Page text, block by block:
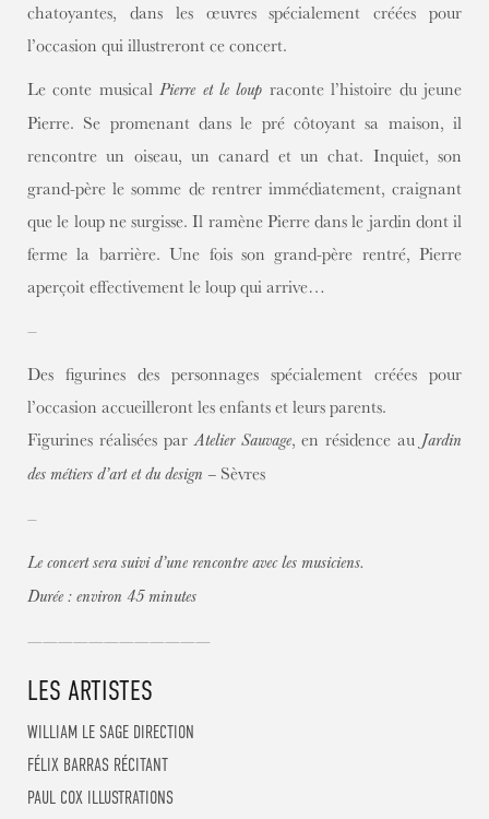
chatoyantes, dans les œuvres spécialement créées pour
l’occasion qui illustreront ce concert.
Le conte musicalPierre et le loup raconte l’histoire du jeune
Pierre. Se promenant dans le pré côtoyant sa maison, il
rencontre un oiseau, un canard et un chat. Inquiet, son
grand-père le somme de rentrer immédiatement, craignant
que le loup ne surgisse. Il ramène Pierre dans le jardin dont il
ferme la barrière. Une fois son grand-père rentré, Pierre
aperçoit effectivement le loup qui arrive…
–
Des figurines des personnages spécialement créées pour
l’occasion accueilleront les enfants et leurs parents.
Figurines réalisées parAtelier Sauvage, en résidence au Jardin
des métiers d’art et du design – Sèvres
–
Le concert sera suivi d’une rencontre avec les musiciens.
Durée : environ 45 minutes
————————————
LES ARTISTES
WILLIAM LE SAGE DIRECTION
FÉLIX BARRAS RÉCITANT
PAUL COX ILLUSTRATIONS